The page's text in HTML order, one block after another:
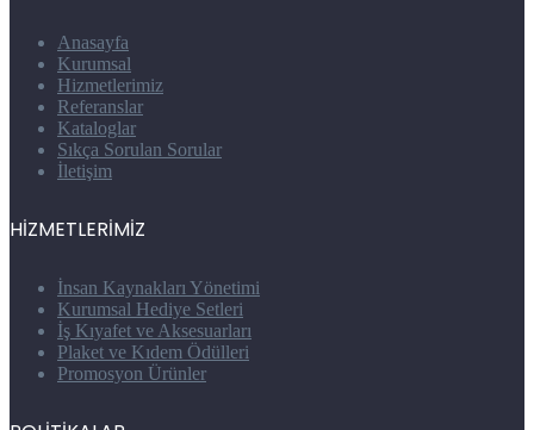
Anasayfa
Kurumsal
Hizmetlerimiz
Referanslar
Kataloglar
Sıkça Sorulan Sorular
İletişim
HİZMETLERİMİZ
İnsan Kaynakları Yönetimi
Kurumsal Hediye Setleri
İş Kıyafet ve Aksesuarları
Plaket ve Kıdem Ödülleri
Promosyon Ürünler